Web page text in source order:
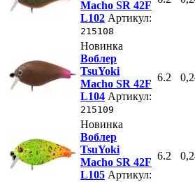
Macho SR 42F
L102 Артикул:
215108
Новинка
Воблер
TsuYoki
Macho SR 42F
L104 Артикул:
215109
6.2
Новинка
Воблер
TsuYoki
Macho SR 42F
L105 Артикул:
6.2